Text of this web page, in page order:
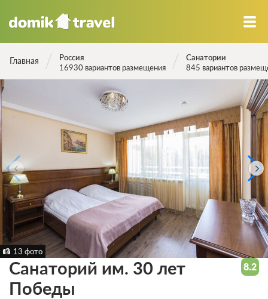
Главная
Россия
16930 вариантов размещения
Санатории
845 вариантов
13 фото
Санаторий им. 30 лет
Победы
8.2